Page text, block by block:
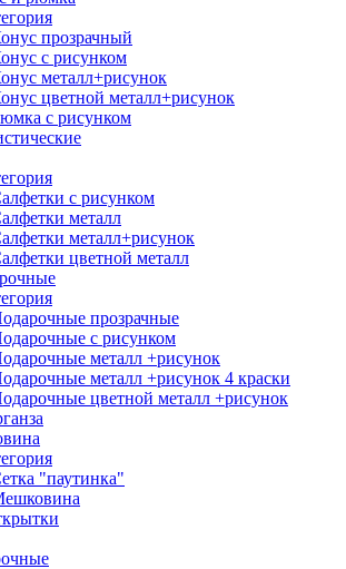
прозрачный
с рисунком
металл+рисунок
цветной металл+рисунок
с рисунком
с рисунком
металл
металл+рисунок
цветной металл
прозрачные
с рисунком
металл +рисунок
металл +рисунок 4 краски
цветной металл +рисунок
"паутинка"